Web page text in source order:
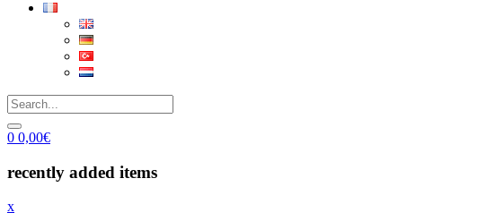
0 0,00€
recently added items
x